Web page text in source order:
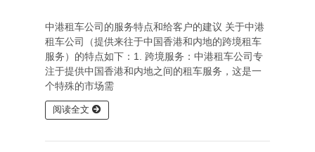
中港租车公司的服务特点和给客户的建议 关于中港
租车公司（提供来往于中国香港和内地的跨境租车
服务）的特点如下：1. 跨境服务：中港租车公司专
注于提供中国香港和内地之间的租车服务，这是一
个特殊的市场需
阅读全文